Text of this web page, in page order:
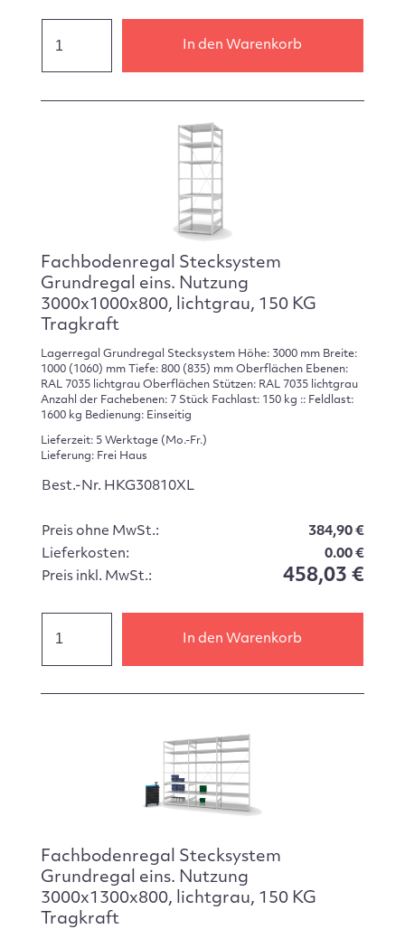
In den Warenkorb
Fachbodenregal Stecksystem
Grundregal eins. Nutzung
3000x1000x800, lichtgrau, 150 KG
Tragkraft
Lagerregal Grundregal Stecksystem Höhe: 3000 mm Breite:
1000 (1060) mm Tiefe: 800 (835) mm Oberflächen Ebenen:
RAL 7035 lichtgrau Oberflächen Stützen: RAL 7035 lichtgrau
Anzahl der Fachebenen: 7 Stück Fachlast: 150 kg :: Feldlast:
1600 kg Bedienung: Einseitig
Lieferzeit: 5 Werktage (Mo.-Fr.)
Lieferung: Frei Haus
Best.-Nr. HKG30810XL
Preis ohne MwSt.:
384,90 €
Lieferkosten:
0.00 €
Preis inkl. MwSt.:
458,03 €
In den Warenkorb
Fachbodenregal Stecksystem
Grundregal eins. Nutzung
3000x1300x800, lichtgrau, 150 KG
Tragkraft